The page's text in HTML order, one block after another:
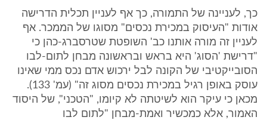
כך, לעניינה של התמורה, כך אף לעניין תכלית הדרישה
אודות "העיסוק במכירת נכסים" מסוגו של הממכר. אף
לעניין זה מורה אותנו כב' השופטת שטרסברג-כהן כי
"דרישת 'הסוג' היא בראש ובראשונה מבחן לתום-לבו
הסובייקטיבי של הקונה לבל ירכוש אדם נכס ממי שאינו
עוסק באופן רגיל במכירת נכסים מסוג זה" (עמ' 133).
מכאן כי עיקר הוא לשיטתה לא קיומו, "הטכני", של היסוד
האמור, אלא כמכשיר ואמת-מבחן "לתום לבו